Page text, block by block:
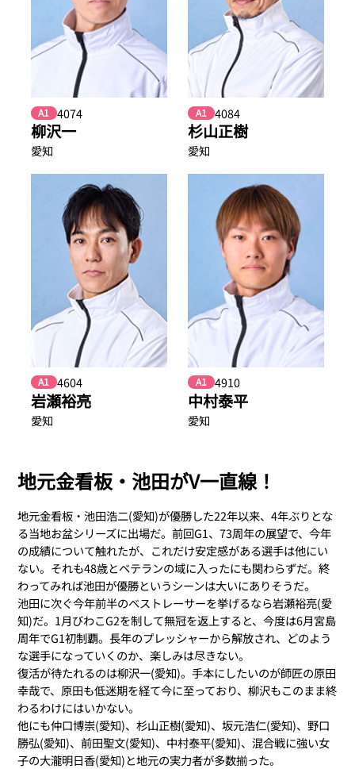
A1 4074
柳沢一
愛知
A1 4084
杉山正樹
愛知
A1 4604
岩瀬裕亮
愛知
A1 4910
中村泰平
愛知
地元金看板・池田がV一直線！
地元金看板・池田浩二(愛知)が優勝した22年以来、4年ぶりとな
る当地お盆シリーズに出場だ。前回G1、73周年の展望で、今年
の成績について触れたが、これだけ安定感がある選手は他にい
ない。それも48歳とベテランの域に入ったにも関わらずだ。終
わってみれば池田が優勝というシーンは大いにありそうだ。
池田に次ぐ今年前半のベストレーサーを挙げるなら岩瀬裕亮(愛
知)だ。1月びわこG2を制して無冠を返上すると、今度は6月宮島
周年でG1初制覇。長年のプレッシャーから解放され、どのよう
な選手になっていくのか、楽しみは尽きない。
復活が待たれるのは柳沢一(愛知)。手本にしたいのが師匠の原田
幸哉で、原田も低迷期を経て今に至っており、柳沢もこのまま終
わるわけにはいかない。
他にも仲口博崇(愛知)、杉山正樹(愛知)、坂元浩仁(愛知)、野口
勝弘(愛知)、前田聖文(愛知)、中村泰平(愛知)、混合戦に強い女
子の大瀧明日香(愛知)と地元の実力者が多数揃った。